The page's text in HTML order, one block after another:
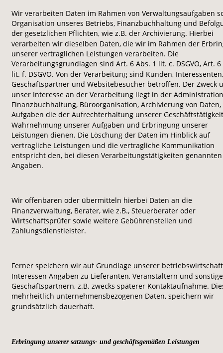
Wir verarbeiten Daten im Rahmen von Verwaltungsaufgaben
Organisation unseres Betriebs, Finanzbuchhaltung und
der gesetzlichen Pflichten, wie z.B. der Archivierung. Hierbei
verarbeiten wir dieselben Daten, die wir im Rahmen der
unserer vertraglichen Leistungen verarbeiten. Die
Verarbeitungsgrundlagen sind Art. 6 Abs. 1 lit. c. DSGVO, Art.
lit. f. DSGVO. Von der Verarbeitung sind Kunden,
Geschäftspartner und Websitebesucher betroffen. Der Zweck
unser Interesse an der Verarbeitung liegt in der
Finanzbuchhaltung, Büroorganisation, Archivierung von
Aufgaben die der Aufrechterhaltung unserer
Wahrnehmung unserer Aufgaben und Erbringung unserer
Leistungen dienen. Die Löschung der Daten im Hinblick auf
vertragliche Leistungen und die vertragliche Kommunikation
entspricht den, bei diesen Verarbeitungstätigkeiten
Angaben.
Wir offenbaren oder übermitteln hierbei Daten an die
Finanzverwaltung, Berater, wie z.B., Steuerberater oder
Wirtschaftsprüfer sowie weitere Gebührenstellen und
Zahlungsdienstleister.
Ferner speichern wir auf Grundlage unserer
Interessen Angaben zu Lieferanten, Veranstaltern und
Geschäftspartnern, z.B. zwecks späterer Kontaktaufnahme.
mehrheitlich unternehmensbezogenen Daten, speichern wir
grundsätzlich dauerhaft.
Erbringung unserer satzungs- und geschäftsgemäßen Leistungen